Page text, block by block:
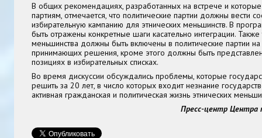
В общих рекомендациях, разработанных на встрече и
партиям, отмечается, что политические партии должны вести
избирательную кампанию для этнических меньшинств. В
быть отражены конкретные шаги касательно интеграции. Также
меньшинства должны быть включены в политические партии
принимающих решения, кроме этого должны быть
позициях в избирательных списках.
Во время дискуссии обсуждались проблемы, которые
решить за 20 лет, в число которых входит незнание
активная гражданская и политическая жизнь этнических
Пресс-центр Центра